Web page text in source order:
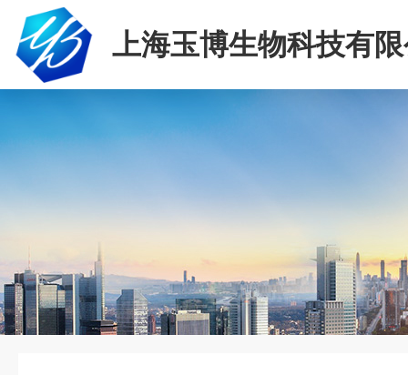
上海玉博生物科技有